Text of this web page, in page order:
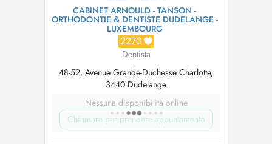
CABINET ARNOULD - TANSON -
ORTHODONTIE & DENTISTE DUDELANGE -
LUXEMBOURG
2270
Dentista
48-52, Avenue Grande-Duchesse Charlotte,
3440 Dudelange
Nessuna disponibilità online
Chiamare per prendere appuntamento